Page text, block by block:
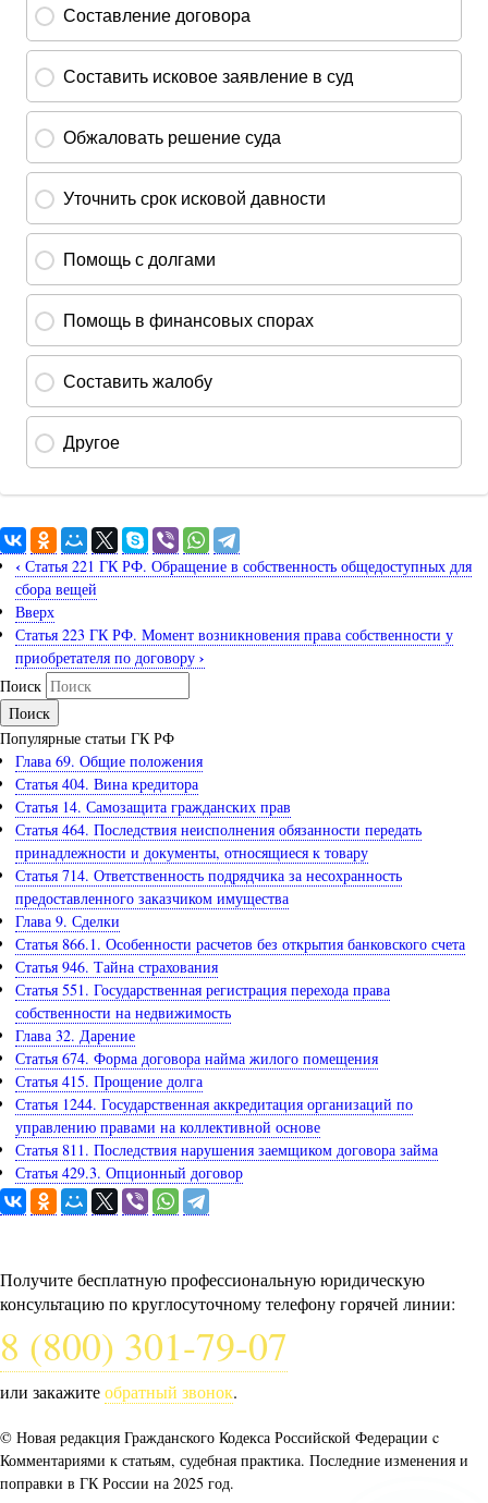
‹ Статья 221 ГК РФ. Обращение в собственность общедоступных для
сбора вещей
Вверх
Статья 223 ГК РФ. Момент возникновения права собственности у
приобретателя по договору ›
Поиск
Популярные статьи ГК РФ
Глава 69. Общие положения
Статья 404. Вина кредитора
Статья 14. Самозащита гражданских прав
Статья 464. Последствия неисполнения обязанности передать
принадлежности и документы, относящиеся к товару
Статья 714. Ответственность подрядчика за несохранность
предоставленного заказчиком имущества
Глава 9. Сделки
Статья 866.1. Особенности расчетов без открытия банковского счета
Статья 946. Тайна страхования
Статья 551. Государственная регистрация перехода права
собственности на недвижимость
Глава 32. Дарение
Статья 674. Форма договора найма жилого помещения
Статья 415. Прощение долга
Статья 1244. Государственная аккредитация организаций по
управлению правами на коллективной основе
Статья 811. Последствия нарушения заемщиком договора займа
Статья 429.3. Опционный договор
Получите бесплатную профессиональную юридическую
консультацию по круглосуточному телефону горячей линии:
8 (800) 301-79-07
или закажитеобратный звонок.
© Новая редакция Гражданского Кодекса Российской Федерации c
Комментариями к статьям, судебная практика. Последние изменения и
поправки в ГК России на 2025 год.